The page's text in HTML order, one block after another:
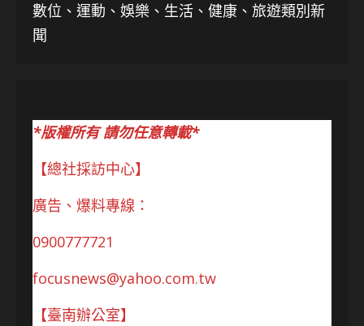
數位、運動、娛樂、生活、健康、旅遊類別新
聞
*版權所有 請勿任意轉載*
【總社採訪中心】
廣告、爆料專線：
0900777721
focusnews@yahoo.com.tw
【臺南辦公室】